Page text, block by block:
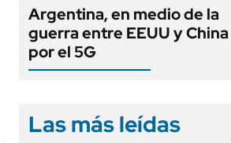
Argentina, en medio de la
guerra entre EEUU y China
por el 5G
Las más leídas